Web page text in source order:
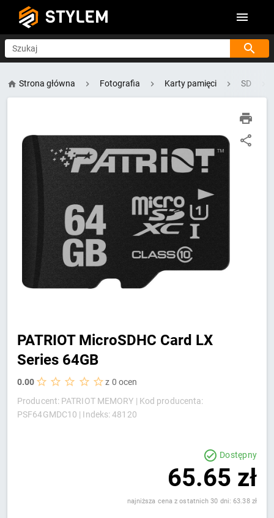
STYLEM
Szukaj
Strona główna Fotografia Karty pamięci SD
PATRIOT MicroSDHC Card LX
Series 64GB
0.00
z 0 ocen
Producent: PATRIOT MEMORY | Kod producenta:
PSF64GMDC10 | Indeks: 48120
Dostępny
65.65 zł
najniższa cena z ostatnich 30 dni: 63.38 zł